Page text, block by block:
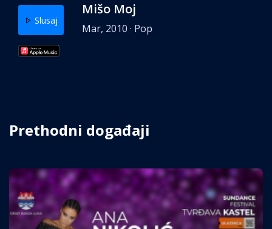
Slusaj
Mišo Moj
Mar, 2010 · Pop
Prethodni događaji